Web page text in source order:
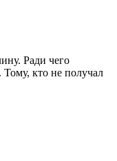
Ради чего
кто не получал